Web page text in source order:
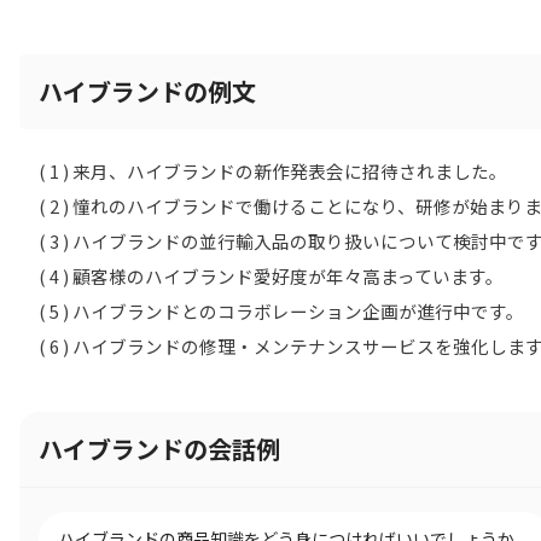
ハイブランドの例文
( 1 ) 来月、ハイブランドの新作発表会に招待されました。
( 2 ) 憧れのハイブランドで働けることになり、研修が始まりま
( 3 ) ハイブランドの並行輸入品の取り扱いについて検討中です
( 4 ) 顧客様のハイブランド愛好度が年々高まっています。
( 5 ) ハイブランドとのコラボレーション企画が進行中です。
( 6 ) ハイブランドの修理・メンテナンスサービスを強化します
ハイブランドの会話例